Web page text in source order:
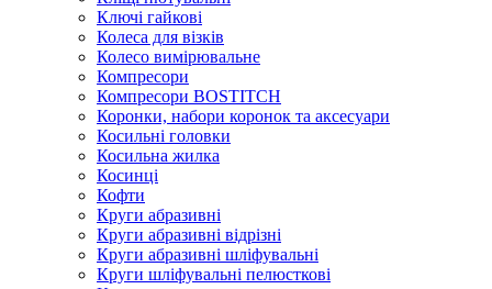
Ключі гайкові
Колеса для візків
Колесо вимірювальне
Компресори
Компресори BOSTITCH
Коронки, набори коронок та аксесуари
Косильні головки
Косильна жилка
Косинці
Кофти
Круги абразивні
Круги абразивні відрізні
Круги абразивні шліфувальні
Круги шліфувальні пелюсткові